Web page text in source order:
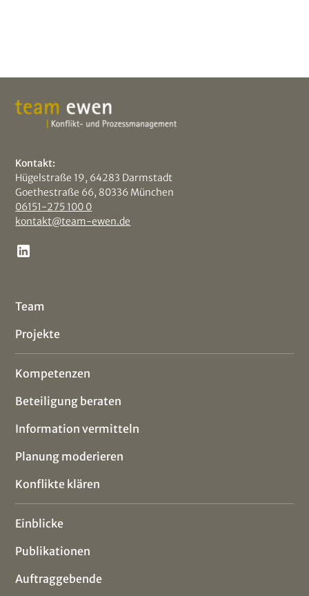
Kontakt:
Hügelstraße 19, 64283 Darmstadt
Goethestraße 66, 80336 München
06151-275 100 0
kontakt@team-ewen.de
Team
Projekte
Kompetenzen
Beteiligung beraten
Information vermitteln
Planung moderieren
Konflikte klären
Einblicke
Publikationen
Auftraggebende